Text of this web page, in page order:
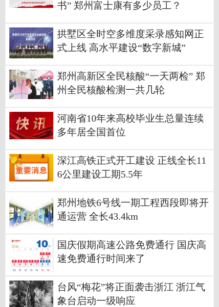
书” 郑州富士康有多少员工？
拱墅区全时空多维度采录感知网正
式上线 高水平建设“数字新城”
郑州高新区全民核酸“一天两检” 郑
州全民核酸检测一共几轮
河南省10年来高校毕业生总量连续
多年居全国首位
深江高铁正式开工建设 正线全长11
6公里建设工期5.5年
郑州地铁6号线一期工程西段即将开
通运营 全长43.4km
国庆假期高速公路免费通行 国庆高
速免费通行时间来了
台风“梅花”将正面袭击浙江 浙江气
象台启动一级响应